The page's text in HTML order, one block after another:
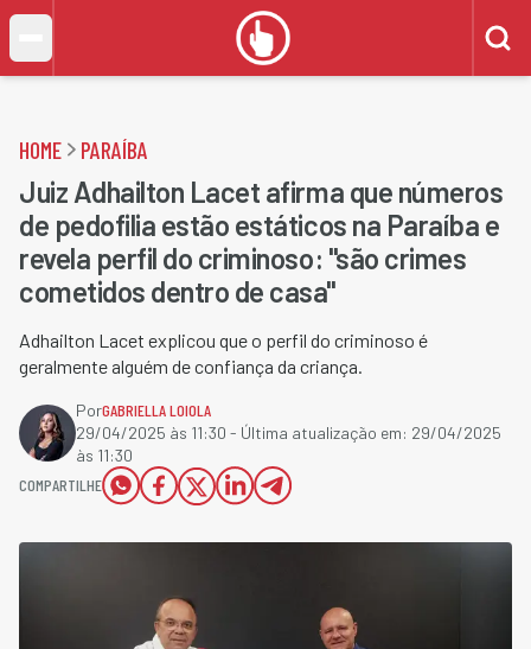
HOME PARAÍBA
Juiz Adhailton Lacet afirma que números
de pedofilia estão estáticos na Paraíba e
revela perfil do criminoso: "são crimes
cometidos dentro de casa"
Adhailton Lacet explicou que o perfil do criminoso é
geralmente alguém de confiança da criança.
PorGABRIELLA LOIOLA
29/04/2025 às 11:30 - Última atualização em: 29/04/2025
às 11:30
COMPARTILHE